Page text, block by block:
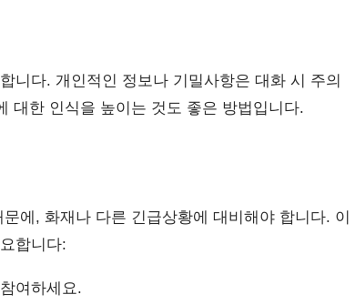
니다. 개인적인 정보나 기밀사항은 대화 시 주의
대한 인식을 높이는 것도 좋은 방법입니다.
에, 화재나 다른 긴급상황에 대비해야 합니다. 이
합니다:
여하세요.